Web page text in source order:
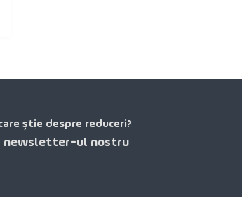
știe despre reduceri?
newsletter-ul nostru